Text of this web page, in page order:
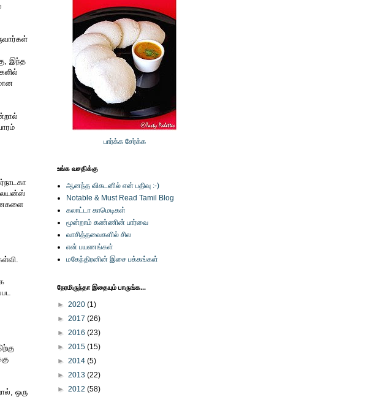
இந்த
ஒரு
பார்க்க சேர்க்க
உங்க வசதிக்கு
ஆனந்த விகடனில் என் பதிவு :-)
Notable & Must Read Tamil Blog
கலாட்டா காமெடிகள்
மூன்றாம் கண்ணின் பார்வை
வாசித்தவைகளில் சில
என் பயணங்கள்
மகேந்திரனின் இசை பக்கங்கள்
நேரமிருந்தா இதையும் பாருங்க...
► 2020 (1)
► 2017 (26)
► 2016 (23)
► 2015 (15)
► 2014 (5)
► 2013 (22)
► 2012 (58)